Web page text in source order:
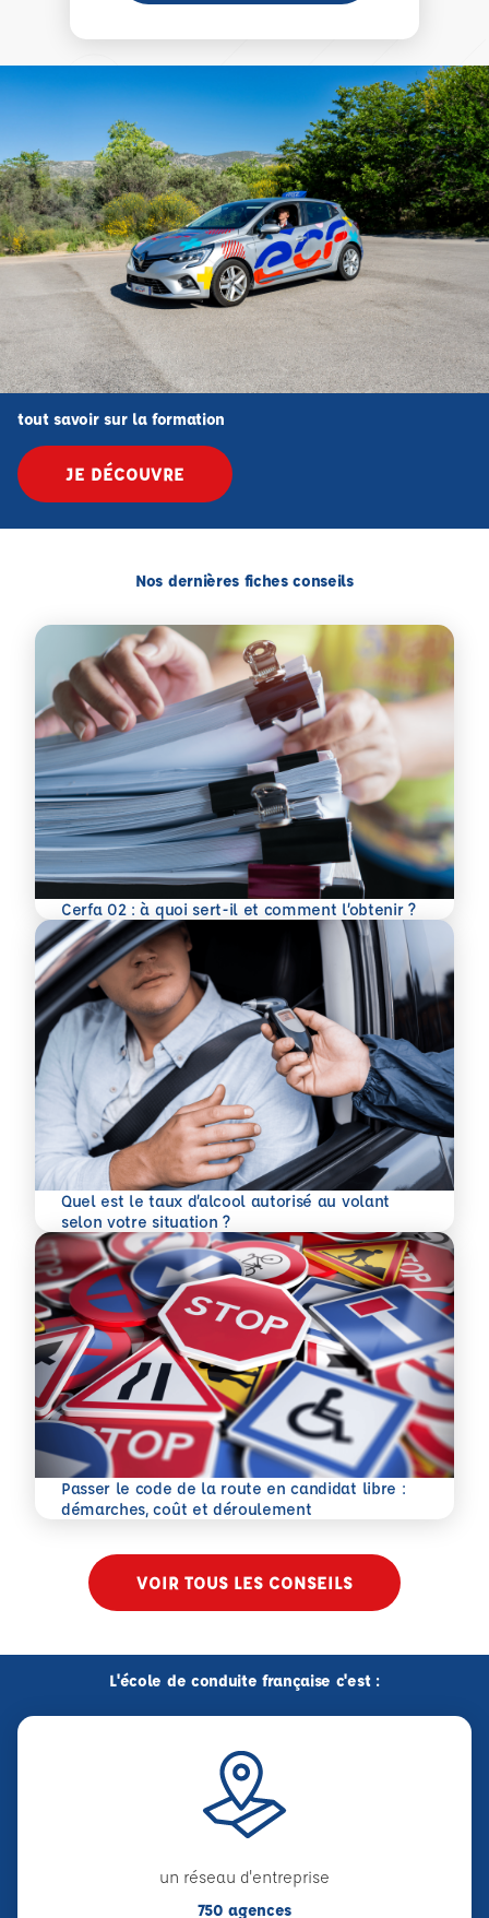
tout savoir sur la formation
JE DÉCOUVRE
Nos dernières fiches conseils
Cerfa 02 : à quoi sert-il et comment l’obtenir ?
En savoir plus
Quel est le taux d’alcool autorisé au volant
selon votre situation ?
En savoir plus
Passer le code de la route en candidat libre :
démarches, coût et déroulement
En savoir plus
VOIR TOUS LES CONSEILS
L'école de conduite française c'est :
un réseau d'entreprise
750 agences